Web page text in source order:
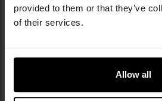
provided to them or that they’ve
of their services.
Allow all